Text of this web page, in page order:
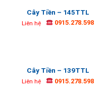
Cây Tiền – 145TTL
Liên hệ 0915.278.598
Cây Tiền – 139TTL
Liên hệ 0915.278.598